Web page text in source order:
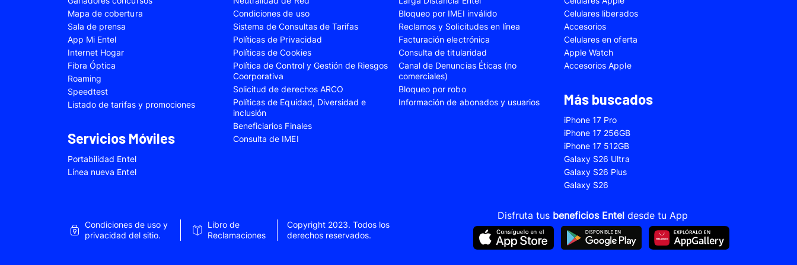
Samsung Galaxy A22
Samsung Galaxy A23 Samsung Galaxy A24 Samsung Galaxy A25
Samsung Galaxy A33
Samsung Galaxy A34
Samsung Galaxy A35 Samsung Galaxy A52 Samsung Galaxy A52s
Samsung Galaxy A53
Samsung Galaxy A54
Samsung Galaxy A55 Samsung Galaxy S20 Fe Samsung Galaxy S21 Fe
Samsung Galaxy S22
Samsung Galaxy S22 Plus
Samsung Galaxy S22 Ultra Samsung Galaxy S23 Samsung Galaxy S23 Plus
Samsung Galaxy S23 Ultra
Samsung Galaxy S23 Fe
Samsung Galaxy S24 Samsung Galaxy S24 Plus Samsung Galaxy S24 Ultra
Samsung Galaxy Z Flip 4
Samsung Galaxy Z Flip 5 Samsung Galaxy Z Fold 5
VIVO V30 SE
VIVO Y28s
Xiaomi 12T
Xiaomi 12T Pro
Xiaomi Redmi A1
Xiaomi Redmi 10A
Xiaomi Redmi 13C
Xiaomi Redmi 14C
Xiaomi Redmi Note 9 Pro
Xiaomi Redmi Note 10 Xiaomi Redmi Note 10 Pro Xiaomi Redmi Note 10s
Xiaomi Redmi Note 11
Xiaomi Redmi Note 12s Xiaomi Redmi Note 13
Mapa de cobertura
Sala de prensa
App Mi Entel
Internet Hogar
Fibra Óptica
Roaming
Speedtest
Listado de tarifas y promociones
Servicios Móviles
Portabilidad Entel
Línea nueva Entel
Condiciones de uso
Sistema de Consultas de Tarifas
Políticas de Privacidad
Políticas de Cookies
Política de Control y Gestión de Riesgos
Coorporativa
Solicitud de derechos ARCO
Políticas de Equidad, Diversidad e
inclusión
Beneficiarios Finales
Consulta de IMEI
Bloqueo por IMEI inválido
Reclamos y Solicitudes en línea
Facturación electrónica
Consulta de titularidad
Canal de Denuncias Éticas (no
comerciales)
Bloqueo por robo
Información de abonados y usuarios
Celulares liberados
Accesorios
Celulares en oferta
Apple Watch
Accesorios Apple
Más buscados
iPhone 17 Pro
iPhone 17 256GB
iPhone 17 512GB
Galaxy S26 Ultra
Galaxy S26 Plus
Galaxy S26
Condiciones de uso y
privacidad del sitio.
Libro de
Reclamaciones
Copyright 2023. Todos los
derechos reservados.
Disfruta tus beneficios Enteldesde tu App